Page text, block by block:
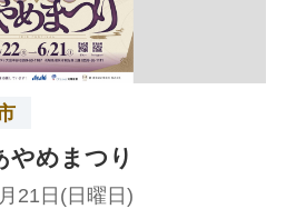
やめまつり
21日(日曜日)